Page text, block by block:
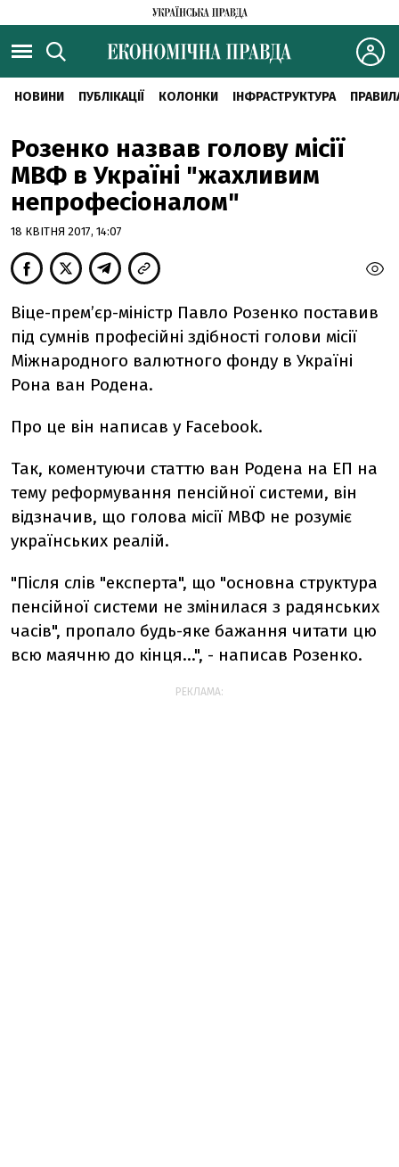
НОВИНИ ПУБЛІКАЦІЇ КОЛОНКИ ІНФРАСТРУКТУРА
Розенко назвав голову місії
МВФ в Україні "жахливим
непрофесіоналом"
18 КВІТНЯ 2017, 14:07
Віце-прем’єр-міністр Павло Розенко поставив
під сумнів професійні здібності голови місії
Міжнародного валютного фонду в Україні
Рона ван Родена.
Про це він написав у Facebook.
Так, коментуючи статтю ван Родена на ЕП на
тему реформування пенсійної системи, він
відзначив, що голова місії МВФ не розуміє
українських реалій.
"Після слів "експерта", що "основна структура
пенсійної системи не змінилася з радянських
часів", пропало будь-яке бажання читати цю
всю маячню до кінця...", - написав Розенко.
РЕКЛАМА: